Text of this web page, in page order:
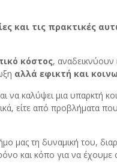
και τις πρακτικές
κόστος, αναδεικνύουν
αλλά εφικτή και
καλύψει μια υπαρκτή
είτε από προβλήματα
μας τη δυναμική του,
και κόπο για να έχουμε